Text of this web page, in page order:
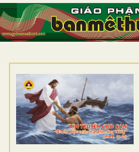
TRANG NHẤT
GIỚI THIỆU
DÒNG TU
BAN MỤC VỤ
ĐOÀN THỂ CG